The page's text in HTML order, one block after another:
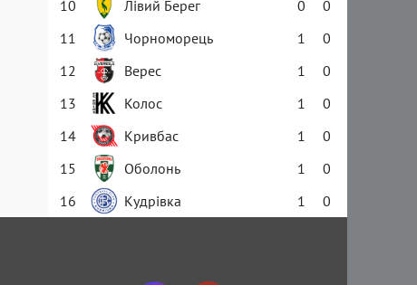
10
Лівий Берег 0
0
11
Чорноморець 1
0
12
Верес 1
0
13
Колос 1
0
14
Кривбас 1
0
15
Оболонь 1
0
16
Кудрівка 1 0